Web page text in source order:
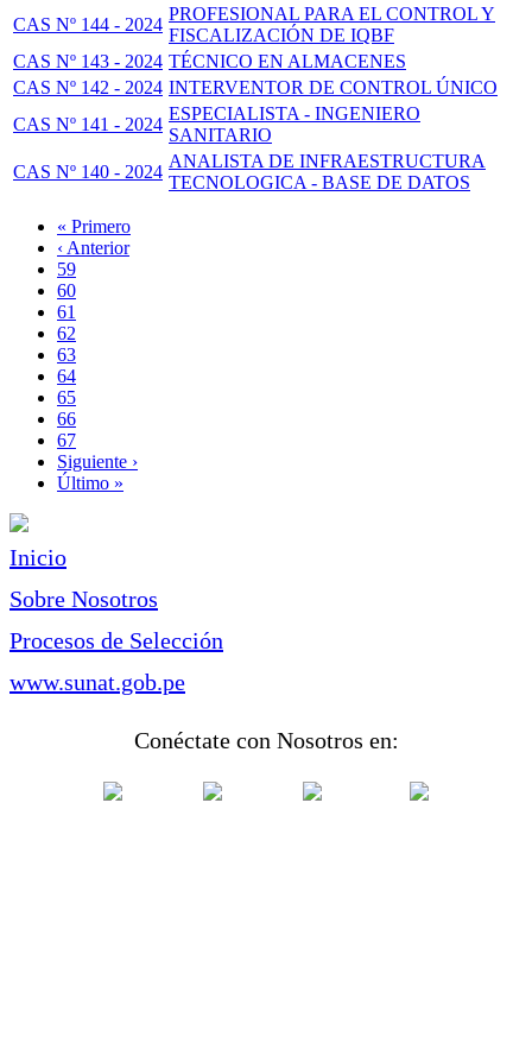
CAS Nº 144 - 2024
PROFESIONAL PARA EL CONTROL Y
FISCALIZACIÓN DE IQBF
CAS Nº 143 - 2024 TÉCNICO EN ALMACENES
CAS Nº 142 - 2024 INTERVENTOR DE CONTROL ÚNICO
CAS Nº 141 - 2024
ESPECIALISTA - INGENIERO
SANITARIO
CAS Nº 140 - 2024
ANALISTA DE INFRAESTRUCTURA
TECNOLOGICA - BASE DE DATOS
Paginación
Primera
página
« Primero
Página
anterior
‹ Anterior
Page
59
Page
60
Page
61
Page
62
Página
actual
63
Page
64
Page
65
Page
66
Page
67
Siguiente
página
Siguiente ›
Última
Último »
Inicio
Sobre Nosotros
Procesos de Selección
www.sunat.gob.pe
Conéctate con Nosotros en: